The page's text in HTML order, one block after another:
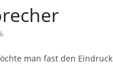
man fast den Eindruck